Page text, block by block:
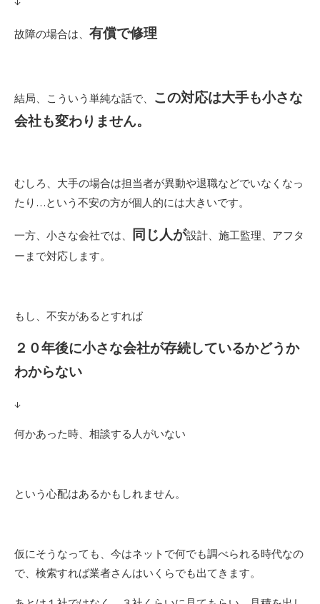
故障の場合は、 有償で修理
結局、こういう単純な話で、
この対応は大手も小さな
会社も変わりません。
むしろ、大手の場合は担当者が異動や退職などでいなくなっ
たり…という不安の方が個人的には大きいです。
一方、小さな会社では、 同じ人が設計、施工監理、アフタ
ーまで対応します。
もし、不安があるとすれば
２０年後に小さな会社が存続しているかどうか
わからない
↓
何かあった時、相談する人がいない
という心配はあるかもしれません。
仮にそうなっても、今はネットで何でも調べられる時代なの
で、検索すれば業者さんはいくらでも出てきます。